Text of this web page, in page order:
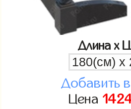
Длина x
Добавить
Цена